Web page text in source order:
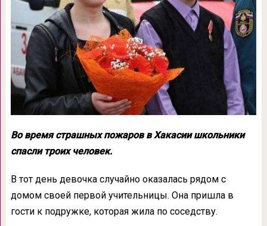
Во время страшных пожаров в Хакасии школьники
спасли троих человек.
В тот день девочка случайно оказалась рядом с
домом своей первой учительницы. Она пришла в
гости к подружке, которая жила по соседству.